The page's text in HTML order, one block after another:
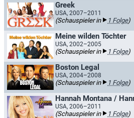
Greek
USA, 2007–2011
(Schauspieler in 1 Folge)
Meine wilden Töchter
USA, 2002–2005
(Schauspieler in 1 Folge)
Boston Legal
USA, 2004–2008
(Schauspieler in 1 Folge)
Hannah Montana /
USA, 2006–2011
(Schauspieler in 1 Folge)